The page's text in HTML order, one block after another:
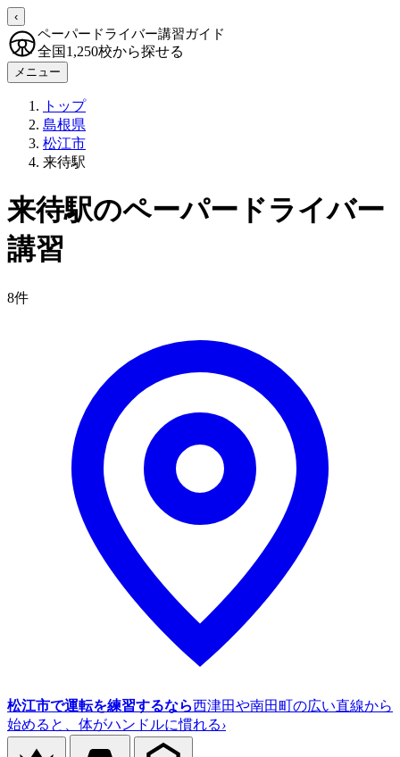
‹
ペーパードライバー講習ガイド
全国1,250校から探せる
メニュー
トップ
島根県
松江市
来待駅
来待駅のペーパードライバー
講習
8件
松江市で運転を練習するなら西津田や南田町の広い直線から
始めると、体がハンドルに慣れる›